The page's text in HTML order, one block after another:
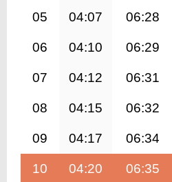
05 04:07 06:28
06 04:10 06:29
07 04:12 06:31
08 04:15 06:32
09 04:17 06:34
10 04:20 06:35